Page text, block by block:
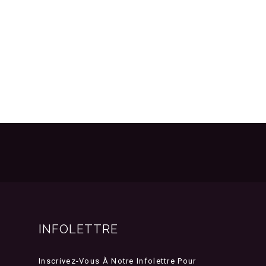
INFOLETTRE
Inscrivez-Vous À Notre Infolettre Pour